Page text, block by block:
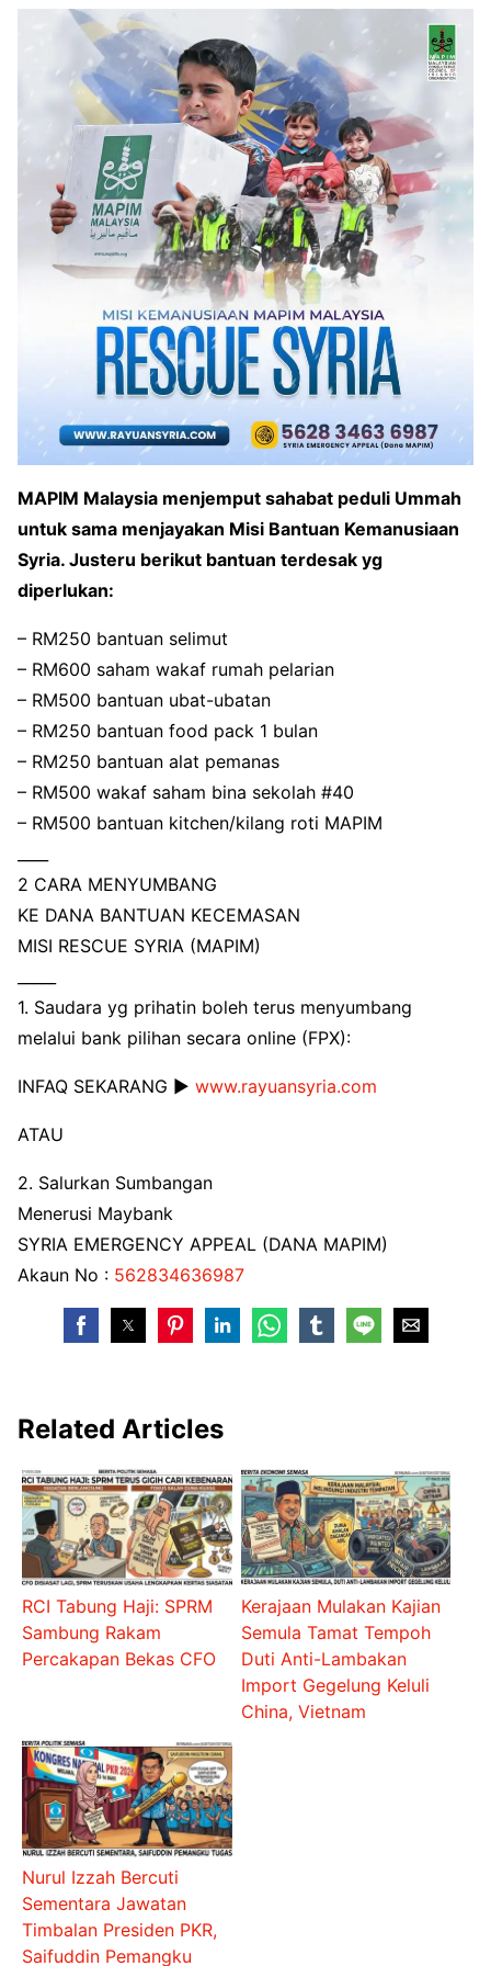
MAPIM Malaysia menjemput sahabat peduli Ummah
untuk sama menjayakan Misi Bantuan Kemanusiaan
Syria. Justeru berikut bantuan terdesak yg
diperlukan:
– RM250 bantuan selimut
– RM600 saham wakaf rumah pelarian
– RM500 bantuan ubat-ubatan
– RM250 bantuan food pack 1 bulan
– RM250 bantuan alat pemanas
– RM500 wakaf saham bina sekolah #40
– RM500 bantuan kitchen/kilang roti MAPIM
2 CARA MENYUMBANG
KE DANA BANTUAN KECEMASAN
MISI RESCUE SYRIA (MAPIM)
1. Saudara yg prihatin boleh terus menyumbang
melalui bank pilihan secara online (FPX):
INFAQ SEKARANG ▶️ www.rayuansyria.com
ATAU
2. Salurkan Sumbangan
Menerusi Maybank
SYRIA EMERGENCY APPEAL (DANA MAPIM)
Akaun No : 562834636987
Related Articles
RCI Tabung Haji: SPRM
Sambung Rakam
Percakapan Bekas CFO
Kerajaan Mulakan Kajian
Semula Tamat Tempoh
Duti Anti-Lambakan
Import Gegelung Keluli
China, Vietnam
Nurul Izzah Bercuti
Sementara Jawatan
Timbalan Presiden PKR,
Saifuddin Pemangku